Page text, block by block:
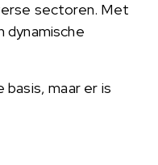
sectoren. Met
dynamische
maar er is